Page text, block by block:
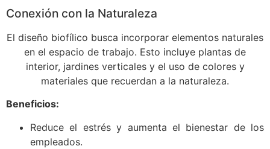
Conexión con la Naturaleza
El diseño biofílico busca incorporar elementos naturales
en el espacio de trabajo. Esto incluye plantas de
interior, jardines verticales y el uso de colores y
materiales que recuerdan a la naturaleza.
Beneficios:
Reduce el estrés y aumenta el bienestar de los
empleados.